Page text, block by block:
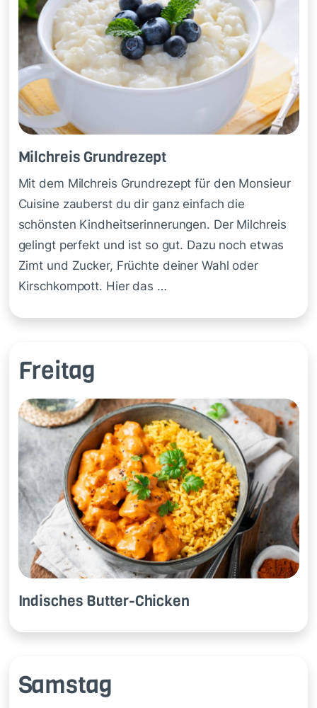
Milch­reis Grund­re­zept
Mit dem Milchreis Grundrezept für den Monsieur
Cuisine zauberst du dir ganz einfach die
schönsten Kindheitserinnerungen. Der Milchreis
gelingt perfekt und ist so gut. Dazu noch etwas
Zimt und Zucker, Früchte deiner Wahl oder
Kirschkompott. Hier das …
Freitag
In­di­sches But­ter-Chi­cken
Samstag